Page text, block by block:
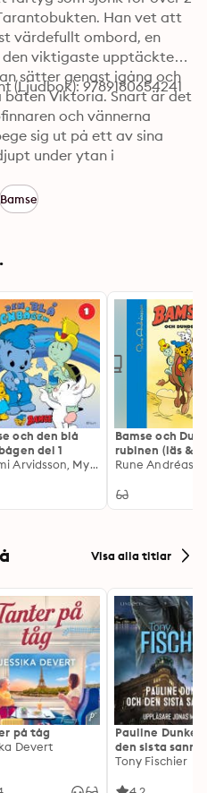
Han vet att
värdefullt ombord, en
viktigaste upptäckten i
sätter genast igång och
båten Viktoria. Snart är det
och vännerna
sig ut på ett av sina
under ytan i
du också, för nu kastar de
(Ljudbok): 9789180654241
Bamse
och den blå
del 1
Mimmi Arvidsson, My Arvidsson
Bamse och
rubinen (läs &
Rune
Visa alla titlar
på tåg
Devert
Pauline Dunker
den sista
Tony Fischier